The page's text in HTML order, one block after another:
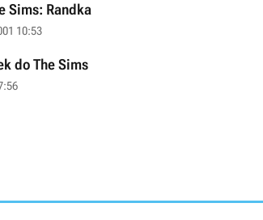
Sims: Randka
10:53
do The Sims